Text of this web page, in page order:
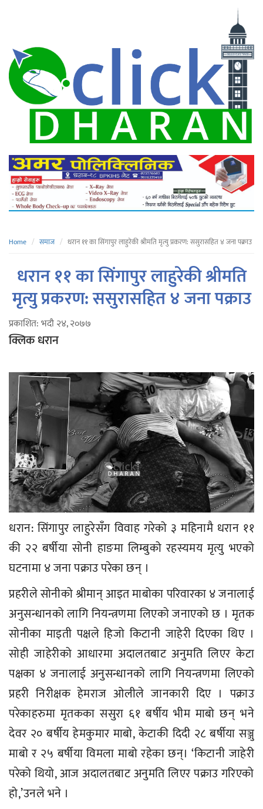
Home समाज धरान ११ का सिंगापुर लाहुरेकी श्रीमति मृत्यु प्रकरण: ससुरासहित ४ जना पक्राउ
धरान ११ का सिंगापुर लाहुरेकी श्रीमति
मृत्यु प्रकरण: ससुरासहित ४ जना पक्राउ
प्रकाशित: भदौ २४, २०७७
क्लिक धरान
धरान: सिंगापुर लाहुरेसँग विवाह गरेको ३ महिनामै धरान ११
की २२ बर्षीया सोनी हाङमा लिम्बुको रहस्यमय मृत्यु भएको
घटनामा ४ जना पक्राउ परेका छन् ।
प्रहरीले सोनीको श्रीमान् आइत माबोका परिवारका ४ जनालाई
अनुसन्धानको लागि नियन्त्रणमा लिएको जनाएको छ । मृतक
सोनीका माइती पक्षले हिजो किटानी जाहेरी दिएका थिए ।
सोही जाहेरीको आधारमा अदालतबाट अनुमति लिएर केटा
पक्षका ४ जनालाई अनुसन्धानको लागि नियन्त्रणमा लिएको
प्रहरी निरीक्षक हेमराज ओलीले जानकारी दिए । पक्राउ
परेकाहरुमा मृतकका ससुरा ६१ बर्षीय भीम माबो छन् भने
देवर २० बर्षीय हेमकुमार माबो, केटाकी दिदी २८ बर्षीया सञ्जु
माबो र २५ बर्षीया विमला माबो रहेका छन्। ‘किटानी जाहेरी
परेको थियो, आज अदालतबाट अनुमति लिएर पक्राउ गरिएको
हो,’उनले भने ।